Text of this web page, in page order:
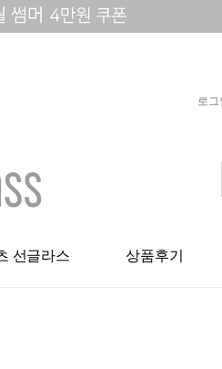
로그
선글라스
상품후기